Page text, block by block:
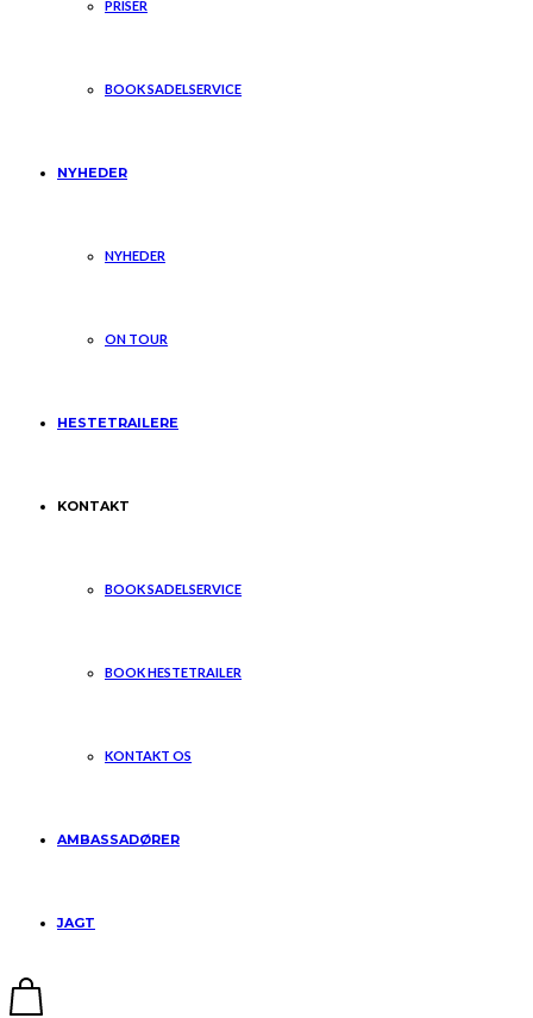
PRISER
BOOK SADELSERVICE
NYHEDER
NYHEDER
ON TOUR
HESTETRAILERE
KONTAKT
BOOK SADELSERVICE
BOOK HESTETRAILER
KONTAKT OS
AMBASSADØRER
JAGT